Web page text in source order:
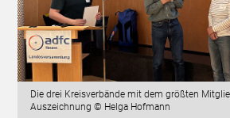
Die drei Kreisverbände mit dem größten
Auszeichnung © Helga Hofmann